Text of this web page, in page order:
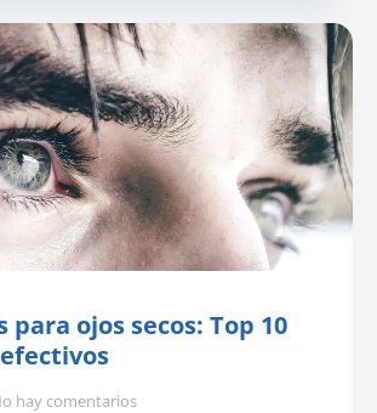
para ojos secos: Top 10
hay comentarios